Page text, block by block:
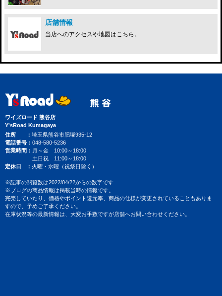
店舗情報
当店へのアクセスや地図はこちら。
ワイズロード 熊谷店
Y'sRoad Kumagaya
住所
埼玉県熊谷市肥塚935-12
電話番号
048-580-5236
営業時間
月～金 10:00～18:00
土日祝 11:00～18:00
定休日
火曜・水曜（祝祭日除く）
※記事の閲覧数は2022/04/22からの数字です
※ブログの商品情報は掲載当時の情報です。
完売していたり、価格やポイント還元率、商品の仕様が変更されていることもありま
すので、予めご了承ください。
在庫状況等の最新情報は、大変お手数ですが店舗へお問い合わせください。